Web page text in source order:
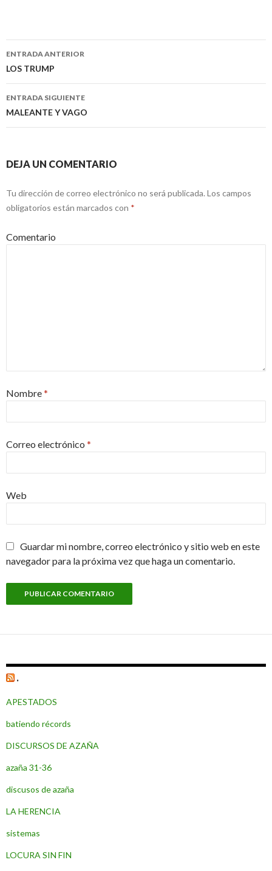
Navegación
de
entradas
ENTRADA ANTERIOR
LOS TRUMP
ENTRADA SIGUIENTE
MALEANTE Y VAGO
DEJA UN COMENTARIO
Tu dirección de correo electrónico no será publicada. Los campos
obligatorios están marcados con *
Comentario
Nombre*
Correo electrónico *
Web
Guardar mi nombre, correo electrónico y sitio web en este
navegador para la próxima vez que haga un comentario.
.
APESTADOS
batiendo récords
DISCURSOS DE AZAÑA
azaña 31-36
discusos de azaña
LA HERENCIA
sistemas
LOCURA SIN FIN